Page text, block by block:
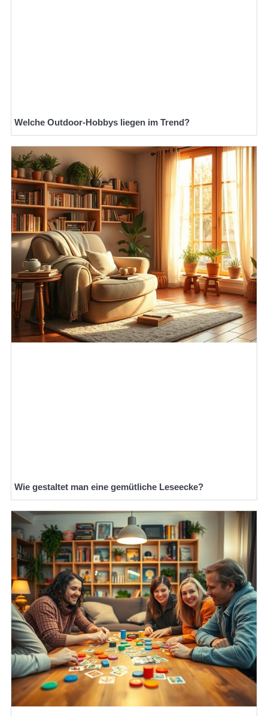
Welche Outdoor-Hobbys liegen im Trend?
Wie gestaltet man eine gemütliche Leseecke?